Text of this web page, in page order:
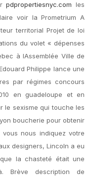
pdpropertiesnyc.com les
voir la Prometrium A
territorial Projet de loi
du volet « dépenses
à lAssemblée Ville de
Philippe lance une
par régimes concours
en guadeloupe et en
le sexisme qui touche les
boucherie pour obtenir
nous indiquez votre
designers, Lincoln a eu
la chasteté était une
Brève description de